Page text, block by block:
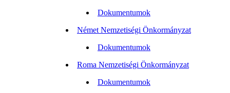
Dokumentumok
Német Nemzetiségi Önkormányzat
Dokumentumok
Roma Nemzetiségi Önkormányzat
Dokumentumok